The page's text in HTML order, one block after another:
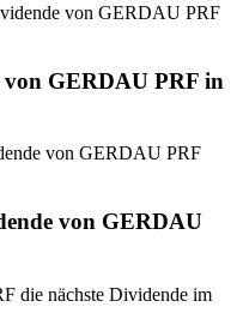
von GERDAU PRF
GERDAU PRF in
von GERDAU PRF
von GERDAU
die nächste Dividende im